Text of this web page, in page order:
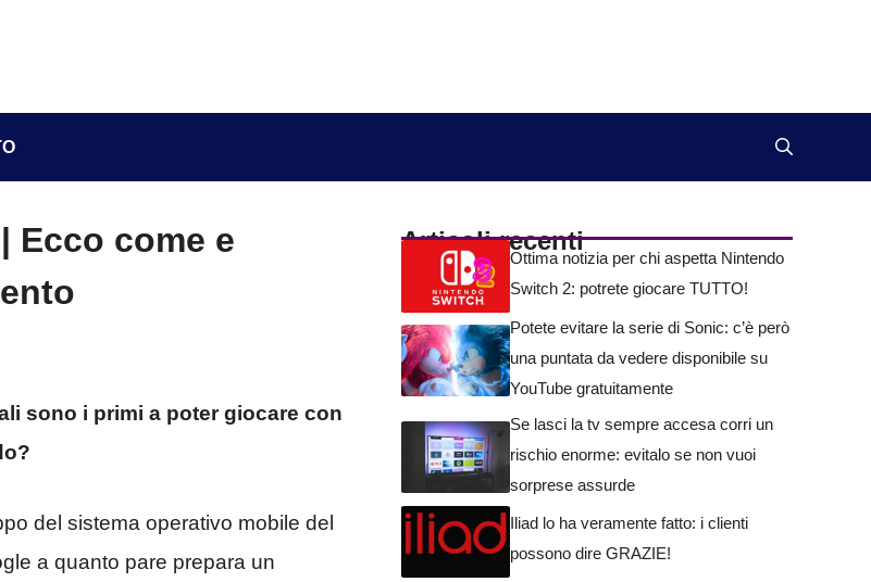
Ecco come e
sono i primi a poter giocare con
del sistema operativo mobile del
a quanto pare prepara un
Articoli recenti
Ottima notizia per chi aspetta Nintendo
Switch 2: potrete giocare TUTTO!
Potete evitare la serie di Sonic: c’è però
una puntata da vedere disponibile su
YouTube gratuitamente
Se lasci la tv sempre accesa corri un
rischio enorme: evitalo se non vuoi
sorprese assurde
Iliad lo ha veramente fatto: i clienti
possono dire GRAZIE!